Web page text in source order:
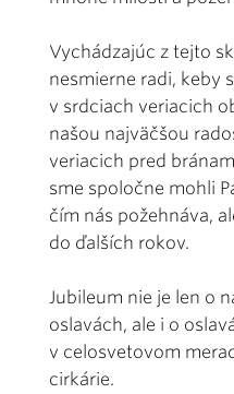
Vychádzajúc z tejto
nesmierne radi, keby
v srdciach veriacich
našou najväčšou
veriacich pred
sme spoločne mohli
čím nás požehnáva,
do ďalších rokov.
Jubileum nie je len o
oslavách, ale i o
v celosvetovom
cirkárie.